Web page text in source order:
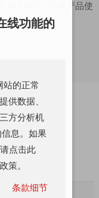
和4.40V。所有产品使
线功能的
站的正常
供数据、
方分析机
息。如果
点击此
策。
条款细节